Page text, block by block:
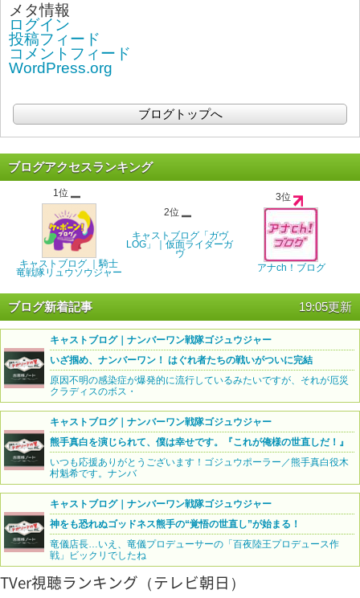
メタ情報
ログイン
投稿フィード
コメントフィード
WordPress.org
ブログトップへ
ブログアクセスランキング
1位
キャストブログ ｜騎士
竜戦隊リュウソウジャー
2位
キャストブログ「ガヴ
LOG」｜仮面ライダーガ
ヴ
3位
アナch！ブログ
ブログ新着記事 19:05更新
キャストブログ｜ナンバーワン戦隊ゴジュウジャー
いざ掴め、ナンバーワン！ はぐれ者たちの戦いがついに完結
原因不明の感染症が爆発的に流行しているみたいですが、それが厄災
クラディスのボス・
キャストブログ｜ナンバーワン戦隊ゴジュウジャー
熊手真白を演じられて、僕は幸せです。『これが俺様の世直しだ！』
いつも応援ありがとうございます！ゴジュウポーラー／熊手真白役木
村魁希です。ナンバ
キャストブログ｜ナンバーワン戦隊ゴジュウジャー
神をも恐れぬゴッドネス熊手の“覚悟の世直し”が始まる！
竜儀店長…いえ、竜儀プロデューサーの「百夜陸王プロデュース作
戦」ビックリでしたね
TVer視聴ランキング（テレビ朝日）